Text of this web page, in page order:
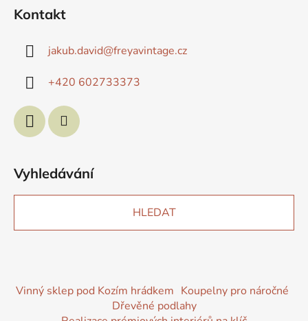
Kontakt
jakub.david@freyavintage.cz
+420 602733373
Vyhledávání
HLEDAT
Vinný sklep pod Kozím hrádkem Koupelny pro náročné
Dřevěné podlahy